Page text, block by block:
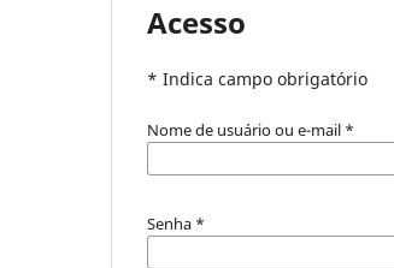
Acesso
* Indica campo obrigatório
Nome de usuário ou e-mail *
Senha *